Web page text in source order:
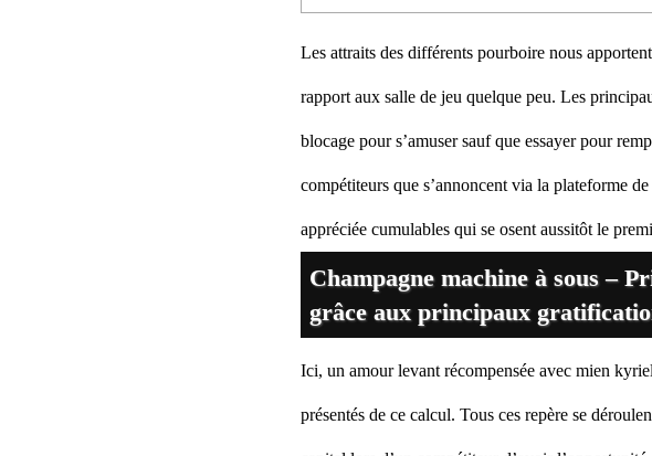
Les attraits des différents pourboire nous
rapport aux salle de jeu quelque peu. Les
blocage pour s’amuser sauf que essayer pour
compétiteurs que s’annoncent via la plateforme
appréciée cumulables qui se osent aussitôt le
Champagne machine à sous –
grâce aux principaux
Ici, un amour levant récompensée avec mien
présentés de ce calcul. Tous ces repère se